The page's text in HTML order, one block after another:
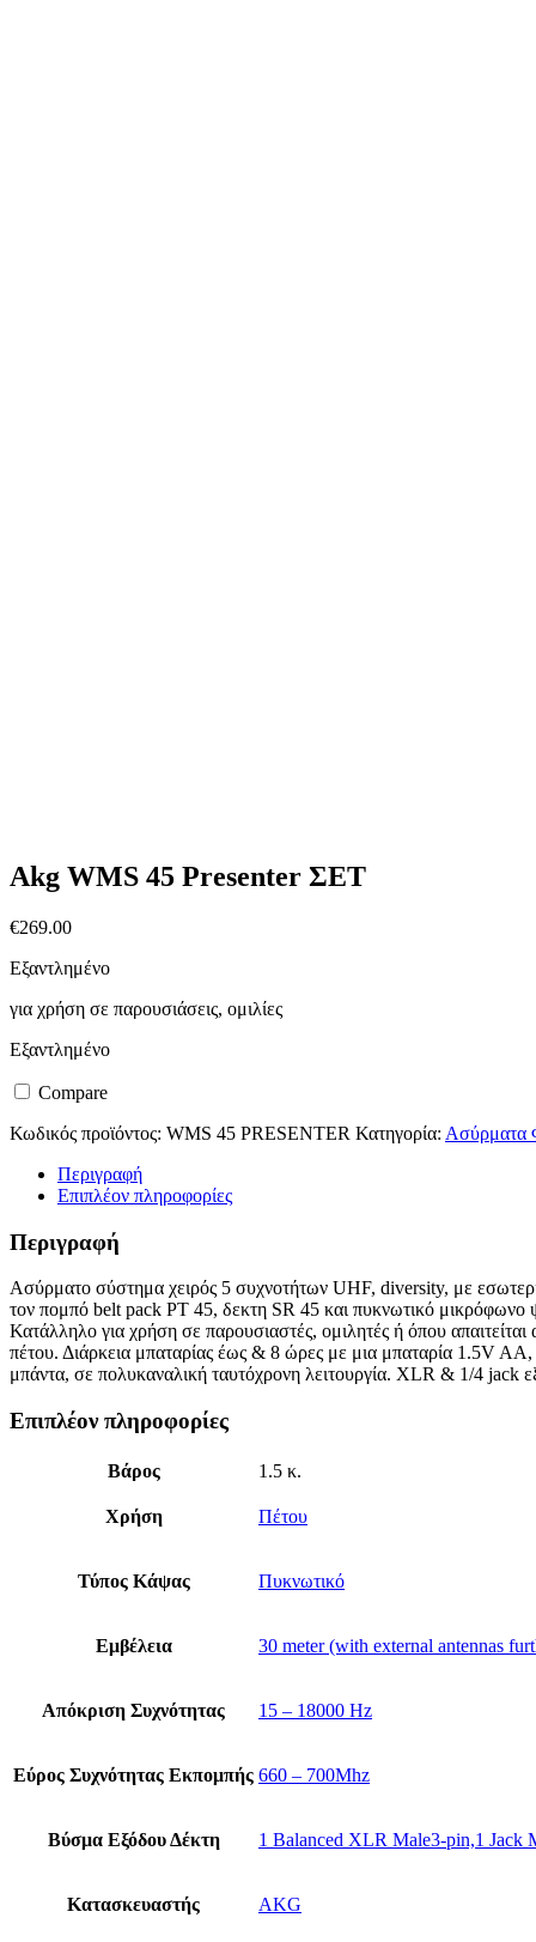
Akg WMS 45 Presenter ΣΕΤ
€269.00
Εξαντλημένο
για χρήση σε παρουσιάσεις, ομιλίες
Εξαντλημένο
Compare
Κωδικός προϊόντος: WMS 45 PRESENTER Κατηγορία: Ασύρματα
Περιγραφή
Επιπλέον πληροφορίες
Περιγραφή
Ασύρματο σύστημα χειρός 5 συχνοτήτων UHF, diversity, με
τον πομπό belt pack PT 45, δεκτη SR 45 και πυκνωτικό
Κατάλληλο για χρήση σε παρουσιαστές, ομιλητές ή όπου
πέτου. Διάρκεια μπαταρίας έως & 8 ώρες με μια μπαταρία 1.5V
μπάντα, σε πολυκαναλική ταυτόχρονη λειτουργία. ΧLR & 1/4 jack
Επιπλέον πληροφορίες
Βάρος 1.5 κ.
Χρήση Πέτου
Τύπος Κάψας Πυκνωτικό
Εμβέλεια 30 meter (with external antennas
Απόκριση Συχνότητας 15 – 18000 Hz
Εύρος Συχνότητας Εκπομπής 660 – 700Mhz
Βύσμα Εξόδου Δέκτη 1 Balanced XLR Male3-pin,1 Jack
Κατασκευαστής AKG